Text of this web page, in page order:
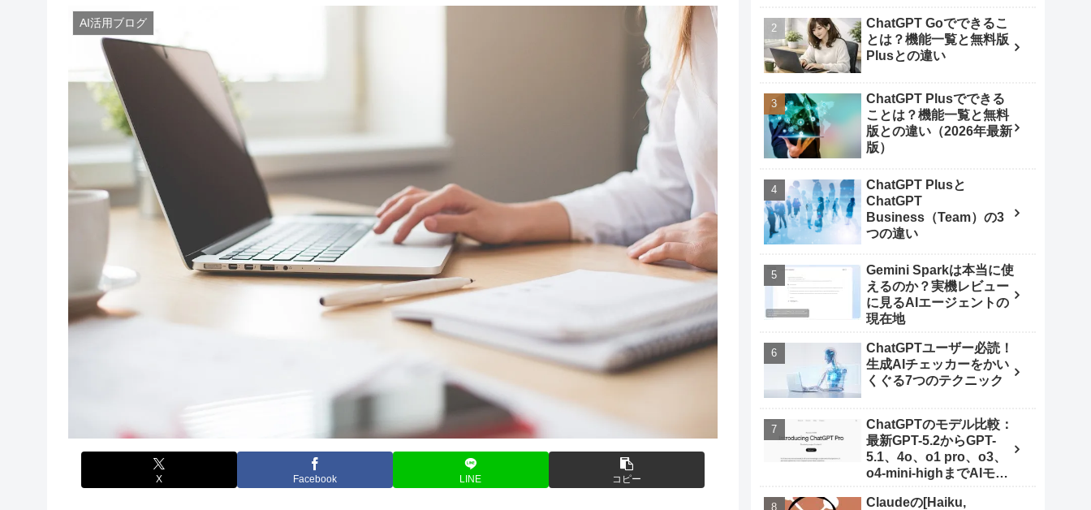
AI活用ブログ
X Facebook LINE コピー
ChatGPT Goでできるこ
とは？機能一覧と無料版
Plusとの違い
ChatGPT Plusでできる
ことは？機能一覧と無料
版との違い（2026年最新
版）
ChatGPT Plusと
ChatGPT
Business（Team）の3
つの違い
Gemini Sparkは本当に使
えるのか？実機レビュー
に見るAIエージェントの
現在地
ChatGPTユーザー必読！
生成AIチェッカーをかい
くぐる7つのテクニック
ChatGPTのモデル比較：
最新GPT-5.2からGPT-
5.1、4o、o1 pro、o3、
o4-mini-highまでAIモデ
Claudeの[Haiku,